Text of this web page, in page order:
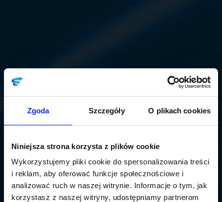
Zgoda Szczegóły O plikach cookies
Niniejsza strona korzysta z plików cookie
Wykorzystujemy pliki cookie do spersonalizowania treści
i reklam, aby oferować funkcje społecznościowe i
analizować ruch w naszej witrynie. Informacje o tym, jak
korzystasz z naszej witryny, udostępniamy partnerom